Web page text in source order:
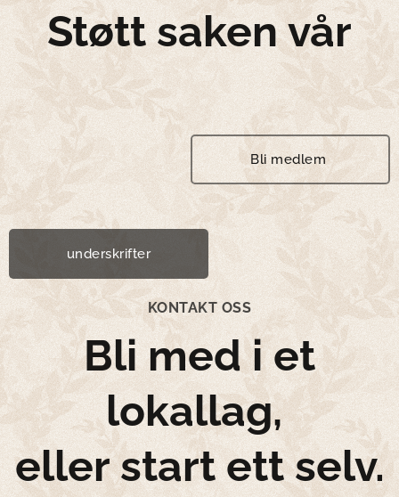
Støtt saken vår
Bli medlem
underskrifter
KONTAKT OSS
Bli med i et
lokallag,
eller start ett selv.